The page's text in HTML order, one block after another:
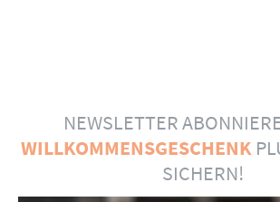
NEWSLETTER
WILLKOMMENSGESCHENK
SICHERN!